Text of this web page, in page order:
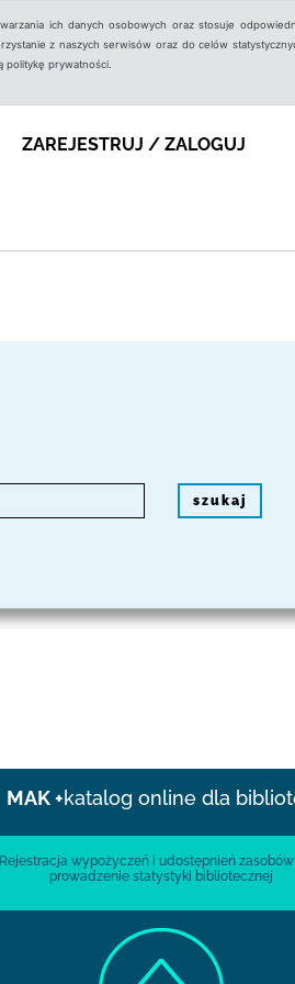
ich danych osobowych oraz stosuje
z naszych serwisów oraz do celów
politykę prywatności.
ZAREJESTRUJ / ZALOGUJ
szukaj
MAK +katalog online dla
Rejestracja wypożyczeń i udostępnień
prowadzenie statystyki bibliotecznej